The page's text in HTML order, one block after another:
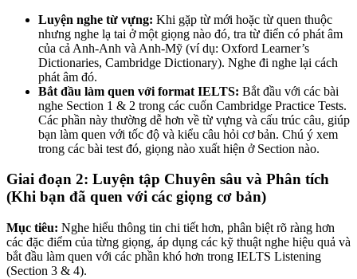
Luyện nghe từ vựng: Khi gặp từ mới hoặc từ quen thuộc
nhưng nghe lạ tai ở một giọng nào đó, tra từ điển có phát âm
của cả Anh-Anh và Anh-Mỹ (ví dụ: Oxford Learner’s
Dictionaries, Cambridge Dictionary). Nghe đi nghe lại cách
phát âm đó.
Bắt đầu làm quen với format IELTS: Bắt đầu với các bài
nghe Section 1 & 2 trong các cuốn Cambridge Practice Tests.
Các phần này thường dễ hơn về từ vựng và cấu trúc câu, giúp
bạn làm quen với tốc độ và kiểu câu hỏi cơ bản. Chú ý xem
trong các bài test đó, giọng nào xuất hiện ở Section nào.
Giai đoạn 2: Luyện tập Chuyên sâu và Phân tích
(Khi bạn đã quen với các giọng cơ bản)
Mục tiêu: Nghe hiểu thông tin chi tiết hơn, phân biệt rõ ràng hơn
các đặc điểm của từng giọng, áp dụng các kỹ thuật nghe hiệu quả và
bắt đầu làm quen với các phần khó hơn trong IELTS Listening
(Section 3 & 4).